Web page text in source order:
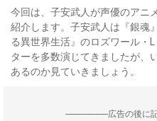
今回は、子安武人が声優のアニ
紹介します。子安武人は『銀魂
る異世界生活』のロズワール・
ターを多数演じてきましたが、
あるのか見ていきましょう。
--------------------広告の後に